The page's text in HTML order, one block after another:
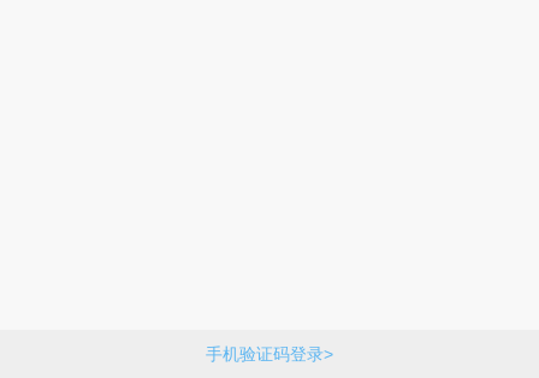
手机验证码登录>